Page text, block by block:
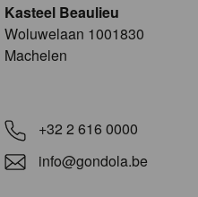
Kasteel Beaulieu
​​​Woluwelaan 1001830
Machelen
+32 2 616 0000
info@gondola.be